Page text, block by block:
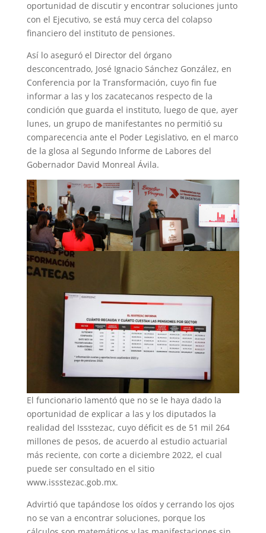
oportunidad de discutir y encontrar soluciones junto
con el Ejecutivo, se está muy cerca del colapso
financiero del instituto de pensiones.
Así lo aseguró el Director del órgano
desconcentrado, José Ignacio Sánchez González, en
Conferencia por la Transformación, cuyo fin fue
informar a las y los zacatecanos respecto de la
condición que guarda el instituto, luego de que, ayer
lunes, un grupo de manifestantes no permitió su
comparecencia ante el Poder Legislativo, en el marco
de la glosa al Segundo Informe de Labores del
Gobernador David Monreal Ávila.
El funcionario lamentó que no se le haya dado la
oportunidad de explicar a las y los diputados la
realidad del Issstezac, cuyo déficit es de 51 mil 264
millones de pesos, de acuerdo al estudio actuarial
más reciente, con corte a diciembre 2022, el cual
puede ser consultado en el sitio
www.issstezac.gob.mx.
Advirtió que tapándose los oídos y cerrando los ojos
no se van a encontrar soluciones, porque los